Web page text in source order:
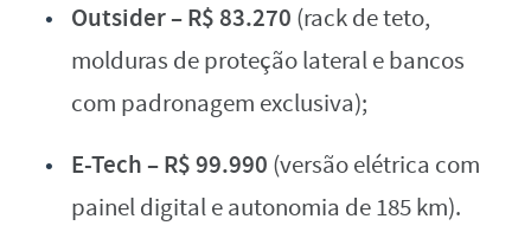
Outsider – R$ 83.270 (rack de teto,
molduras de proteção lateral e bancos
com padronagem exclusiva);
E-Tech – R$ 99.990 (versão elétrica com
painel digital e autonomia de 185 km).